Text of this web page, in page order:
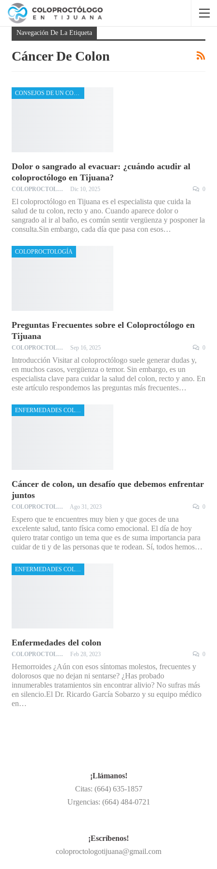
Navegación De La Etiqueta
Cáncer De Colon
Dolor o sangrado al evacuar: ¿cuándo acudir al
coloproctólogo en Tijuana?
COLOPROCTOLOGO Dic 10, 2025 0
El coloproctólogo en Tijuana es el especialista que cuida la
salud de tu colon, recto y ano. Cuando aparece dolor o
sangrado al ir al baño, es común sentir vergüenza y posponer la
consulta.Sin embargo, cada día que pasa con esos…
COLOPROCTOLOGÍA
Preguntas Frecuentes sobre el Coloproctólogo en
Tijuana
COLOPROCTOLOGO Sep 16, 2025 0
Introducción Visitar al coloproctólogo suele generar dudas y,
en muchos casos, vergüenza o temor. Sin embargo, es un
especialista clave para cuidar la salud del colon, recto y ano. En
este artículo respondemos las preguntas más frecuentes…
ENFERMEDADES COLOPROCTOLÓGICAS
Cáncer de colon, un desafío que debemos enfrentar
juntos
COLOPROCTOLOGO Ago 31, 2023 0
Espero que te encuentres muy bien y que goces de una
excelente salud, tanto física como emocional. El día de hoy
quiero tratar contigo un tema que es de suma importancia para
cuidar de ti y de las personas que te rodean. Sí, todos hemos…
ENFERMEDADES COLOPROCTOLÓGICAS
Enfermedades del colon
COLOPROCTOLOGO Feb 28, 2023 0
Hemorroides ¿Aún con esos síntomas molestos, frecuentes y
dolorosos que no dejan ni sentarse? ¿Has probado
innumerables tratamientos sin encontrar alivio? No sufras más
en silencio.El Dr. Ricardo García Sobarzo y su equipo médico
en…
¡Llámanos!
Citas: (664) 635-1857
Urgencias: (664) 484-0721
¡Escríbenos!
coloproctologotijuana@gmail.com